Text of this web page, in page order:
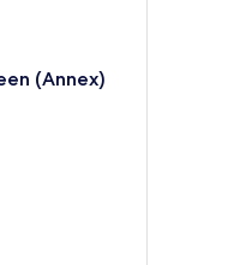
(Annex)